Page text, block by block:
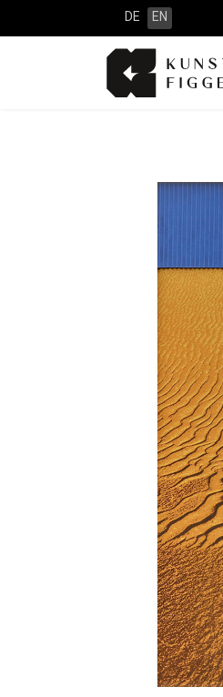
DE EN